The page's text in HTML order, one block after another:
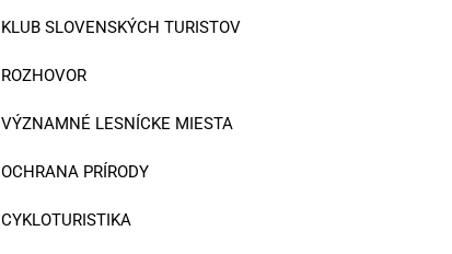
KLUB SLOVENSKÝCH TURISTOV
ROZHOVOR
VÝZNAMNÉ LESNÍCKE MIESTA
OCHRANA PRÍRODY
CYKLOTURISTIKA